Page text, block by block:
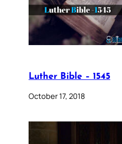
Luther Bible – 1545
October 17, 2018